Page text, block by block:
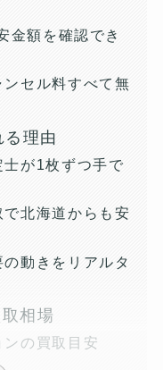
金額を確認でき
セル料すべて無
理由
士が1枚ずつ手で
北海道からも安
動きをリアルタ
相場
の買取目安